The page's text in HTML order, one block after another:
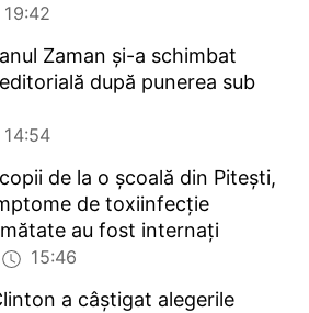
19:42
Zaman și-a schimbat
după punerea sub
14:54
de la o școală din Pitești,
de toxiinfecție
au fost internați
15:46
a câștigat alegerile